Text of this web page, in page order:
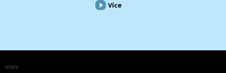
Více
HOME